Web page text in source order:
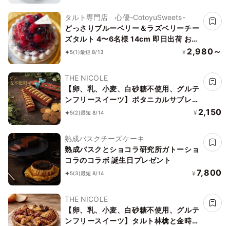
タルト専門店 心優-CotoyuSweets-
どっさりブルーベリー＆ラズベリーチー
ズタルト 4〜6名様 14cm 即日出荷 お届
け指定可 お取り寄せ 誕生日ケーキ タル
5(1)最短 8/13 ¥ 2,980～
THE NICOLE
【卵、乳、小麦、白砂糖不使用、グルテ
ンフリースイーツ】ボタニカルサブレ
カカオ、黒糖バニラサブレ缶 2種アソー
5(2)最短 8/14 ¥ 2,150
熟成バスクチーズケーキ
熟成バスクとショコラ研究所ガトーショ
コラのコラボ 誕生日プレゼント
5(3)最短 8/14 ¥ 7,800
THE NICOLE
【卵、乳、小麦、白砂糖不使用、グルテ
ンフリースイーツ】タルト林檎と金時芋